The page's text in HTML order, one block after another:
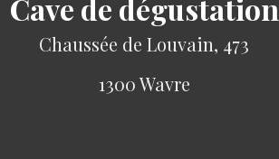
Cave de dégustation
Chaussée de Louvain, 473
1300 Wavre